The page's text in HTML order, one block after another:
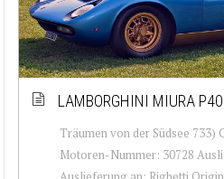
LAMBORGHINI MIURA
Träumen von der Südsee 733)
Motoren-Nummer: 30728